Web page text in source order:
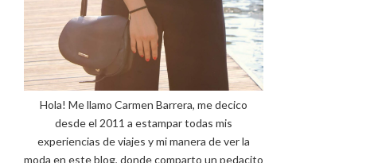
Hola! Me llamo Carmen Barrera, me decico
desde el 2011 a estampar todas mis
experiencias de viajes y mi manera de ver la
moda en este blog, donde comparto un pedacito